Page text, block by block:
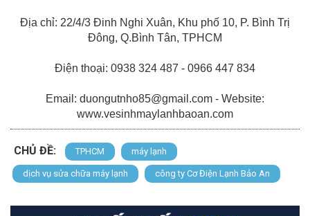
Địa chỉ: 22/4/3 Đinh Nghi Xuân, Khu phố 10, P. Bình Trị
Đông, Q.Bình Tân, TPHCM
Điện thoại: 0938 324 487 - 0966 447 834
Email: duongutnho85@gmail.com - Website:
www.vesinhmaylanhbaoan.com
CHỦ ĐỀ: TPHCM máy lạnh
dịch vụ sửa chữa máy lạnh công ty Cơ Điện Lạnh Bảo An